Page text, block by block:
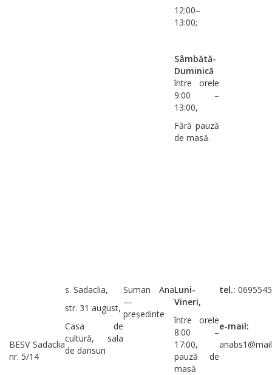
12:00–
13:00;
Sâmbătă-
Duminică
între orele
9:00 –
13:00,
Fără pauză
de masă.
BESV Sadaclia
nr. 5/14
s. Sadaclia,
str. 31 august,
Casa de
cultură, sala
de dansuri
Suman Ana
—
președinte
Luni-
Vineri,
între orele
8:00 –
17:00,
pauză de
masă
tel.:
e-mail: